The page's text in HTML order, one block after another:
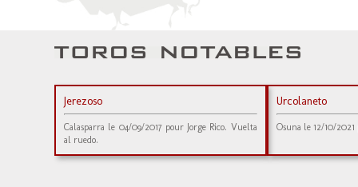
Jerezoso
Calasparra le 04/09/2017 pour Jorge Rico. Vuelta
al ruedo.
Urcolaneto
Osuna le 12/10/